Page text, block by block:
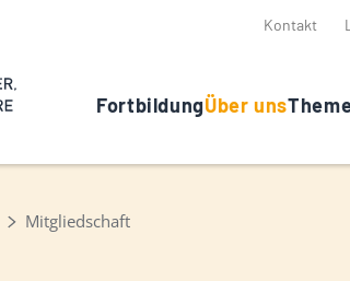
Kontakt
FortbildungÜber uns
Mitgliedschaft